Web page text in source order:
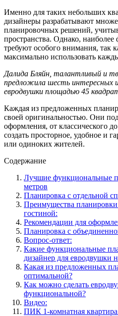
Именно для таких небольших
дизайнеры разрабатывают
планировочных решений,
пространства. Однако,
требуют особого внимания, так
максимально использовать
Далида Бляйн, талантливый и
предложила шесть интересных
евродвушки площадью 45
Каждая из предложенных
своей оригинальностью. Они
оформления, от классического
создать просторное, удобное и
или одиноких жителей.
Содержание
Лучшие функциональные
метров
Планировка с отдельной
Преимущества планировки
гостиной:
Рекомендации для
Планировка с
Вопрос-ответ:
Какие функциональные
дизайнер для евродвушки
Какая из предложенных
оптимальной?
Как можно сделать
функциональной?
Видео:
ПИК 1-комнатная